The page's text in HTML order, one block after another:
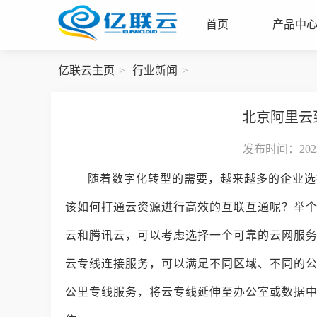
首页 产品中心
亿联云主页 行业新闻
北京阿里云
发布时间：
随着数字化转型的需要，越来越多的企业
该如何打通云资源进行高效的互联互通呢？举
云和腾讯云，可以考虑选择一个可靠的云网服
云专线连接服务，可以满足不同区域、不同的
公里专线服务，将云专线延伸至办公室或数据